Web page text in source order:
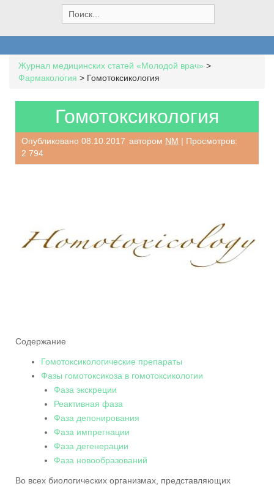
e
a
h
f
r
Журнал медицинских статей «Молодой врач» >
Фармакология > Гомотоксикология
Гомотоксикология
Опубликовано 08.10.2017 автором NM | Просмотров:
2 794
Содержание
Гомотоксикологические препараты
Фазы гомотоксикоза в гомотоксикологии
Фаза экскреции
Реактивная фаза
Фаза депонирования
Фаза импрегнации
Фаза дегенерации
Фаза новообразований
Во всех биологических организмах, представляющих